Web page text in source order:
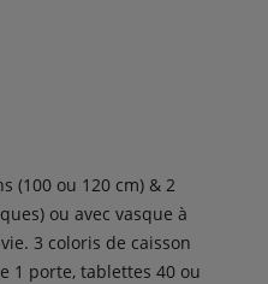
(100 ou 120 cm) & 2
ou avec vasque à
3 coloris de caisson
1 porte, tablettes 40 ou